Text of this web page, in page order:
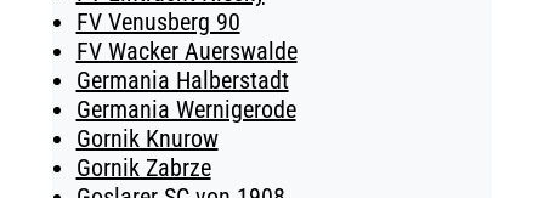
FV Venusberg 90
FV Wacker Auerswalde
Germania Halberstadt
Germania Wernigerode
Gornik Knurow
Gornik Zabrze